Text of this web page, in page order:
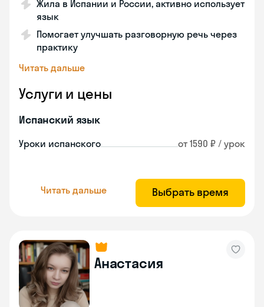
Жила в Испании и России, активно использует
язык
Помогает улучшать разговорную речь через
практику
Читать дальше
Услуги и цены
Испанский язык
Уроки испанского от 1590 ₽ / урок
Читать дальше Выбрать время
Анастасия